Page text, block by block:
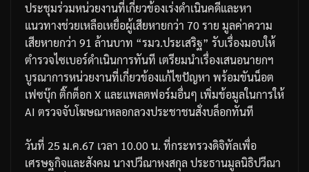
ประชุมร่วมหน่วยงานที่เกี่ยวข้องเร่งดำเนินคดีและหา
แนวทางช่วยเหลือเหยื่อผู้เสียหายกว่า 70ราย มูลค่าความ
เสียหายกว่า 91 ล้านบาท “รมว.ประเสริฐ” รับเรื่องมอบให้
ตำรวจไซเบอร์ดำเนินการทันที เตรียมนำเรื่องเสนอนายกฯ
บูรณาการหน่วยงานที่เกี่ยวข้องแก้ไขปัญหา พร้อมขันน็อต
เฟซบุ๊ก ติ๊กต็อก X และแพลตฟอร์มอื่นๆ เพิ่มข้อมูลในการให้
AI ตรวจจับโฆษณาหลอกลวงประชาชนสั่งบล็อกทันที
วันที่ 25 ม.ค.67 เวลา 10.00น. ที่กระทรวงดิจิทัลเพื่อ
เศรษฐกิจและสังคม นางปวีณาหงสกุล ประธานมูลนิธิปวีณา